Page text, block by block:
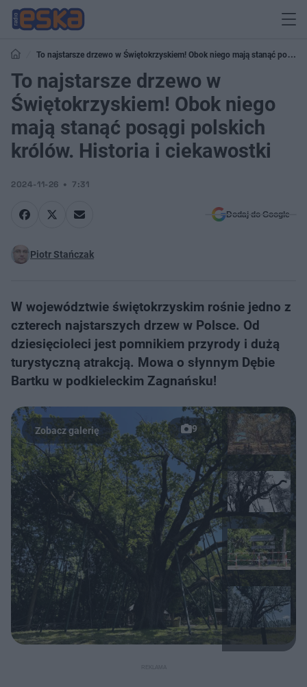
To najstarsze drzewo w Świętokrzyskiem! Obok niego mają stanąć posągi
polskich królów. Historia i ciekawostki
To najstarsze drzewo w
Świętokrzyskiem! Obok niego
mają stanąć posągi polskich
królów. Historia i ciekawostki
2024-11-26 7:31
Dodaj do Google
Piotr Stańczak
W województwie świętokrzyskim rośnie jedno z
czterech najstarszych drzew w Polsce. Od
dziesięcioleci jest pomnikiem przyrody i dużą
turystyczną atrakcją. Mowa o słynnym Dębie
Bartku w podkieleckim Zagnańsku!
9